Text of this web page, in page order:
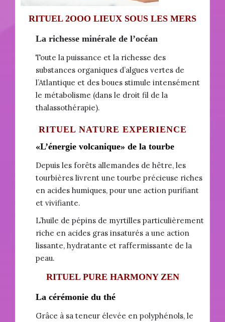
RITUEL 2OOO LIEUX SOUS LES MERS
La richesse minérale de l’océan
Toute la puissance et la richesse des
substances organiques d’algues vertes de
l’Atlantique et des boues stimule intensément
le métabolisme (dans le droit fil de la
thalassothérapie).
RITUEL NATURE EXPERIENCE
«L’énergie volcanique» de la tourbe
Depuis les forêts allemandes de hêtre, les
tourbières livrent une tourbe précieuse riches
en acides humiques, pour une action purifiant
et vivifiante.
L’huile de pépins de myrtilles particulièrement
riche en acides gras insaturés a une action
lissante, hydratante et raffermissante de la
peau.
RITUEL PURE HARMONY ZEN
La cérémonie du thé
Grâce à sa teneur élevée en polyphénols, le